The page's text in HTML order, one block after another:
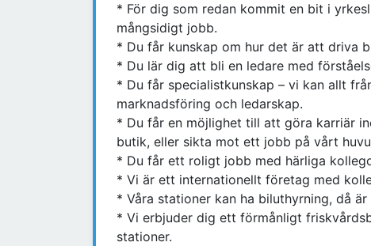
* För dig som redan kommit en bit i
mångsidigt jobb.
* Du får kunskap om hur det är att driva
* Du lär dig att bli en ledare med
* Du får specialistkunskap – vi kan allt
marknadsföring och ledarskap.
* Du får en möjlighet till att göra karriär
butik, eller sikta mot ett jobb på vårt
* Du får ett roligt jobb med härliga
* Vi är ett internationellt företag med
* Våra stationer kan ha biluthyrning, då
* Vi erbjuder dig ett förmånligt
stationer.